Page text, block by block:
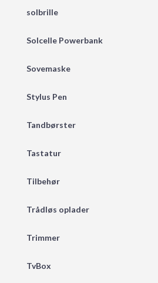
solbrille
Solcelle Powerbank
Sovemaske
Stylus Pen
Tandbørster
Tastatur
Tilbehør
Trådløs oplader
Trimmer
TvBox